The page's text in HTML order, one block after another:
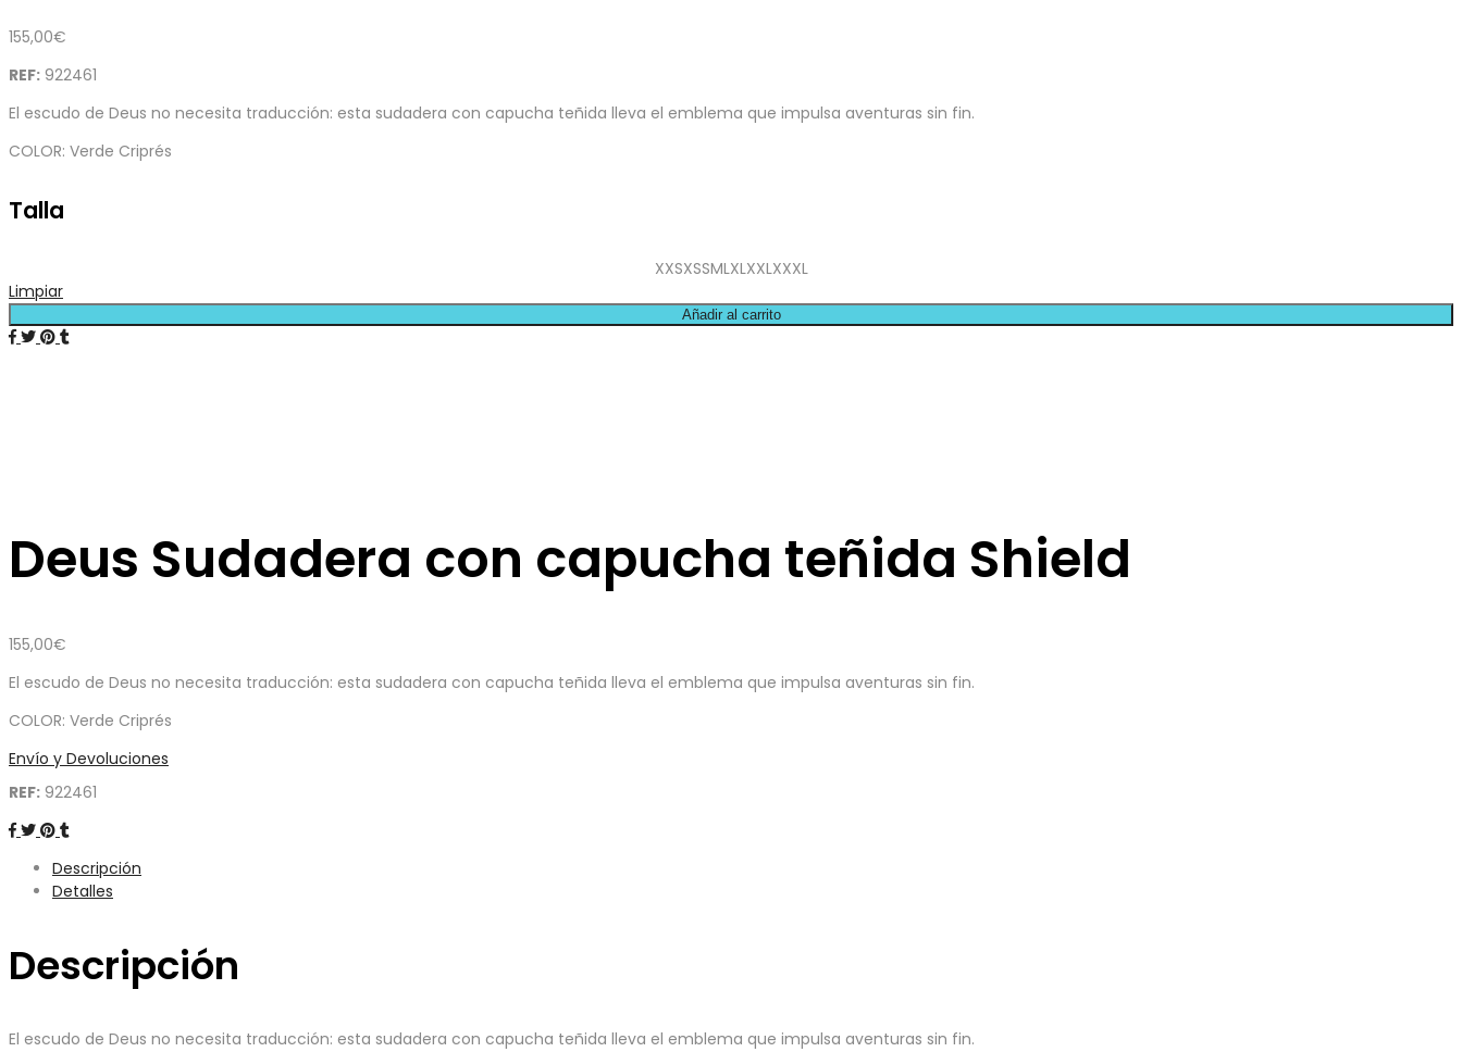
155,00€
REF: 922461
El escudo de Deus no necesita traducción: esta sudadera con capucha teñida lleva el emblema que impulsa aventuras sin fin.
COLOR: Verde Criprés
Talla
XXSXSSMLXLXXLXXXL
Limpiar
Añadir al carrito
Deus Sudadera con capucha teñida Shield
155,00€
El escudo de Deus no necesita traducción: esta sudadera con capucha teñida lleva el emblema que impulsa aventuras sin fin.
COLOR: Verde Criprés
Envío y Devoluciones
REF: 922461
Descripción
Detalles
Descripción
El escudo de Deus no necesita traducción: esta sudadera con capucha teñida lleva el emblema que impulsa aventuras sin fin.